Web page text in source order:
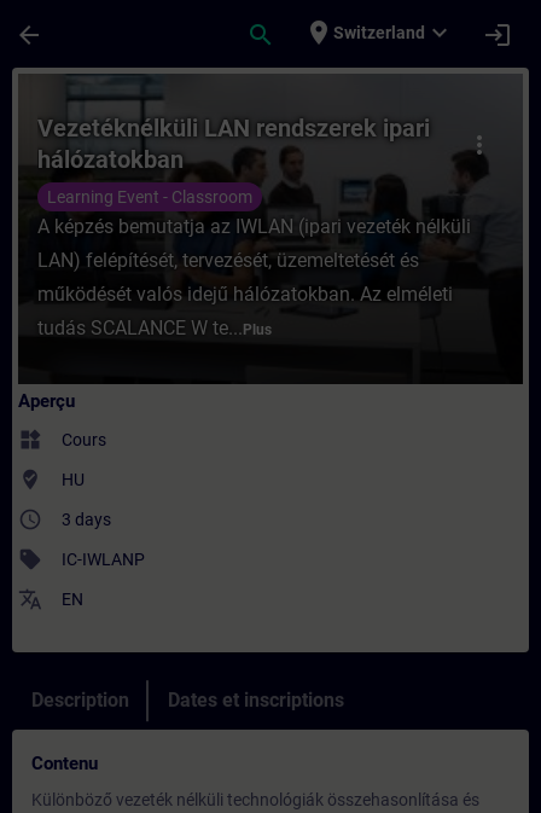
arrow_back search place Switzerland expand_more login
Cours - Vezetéknélküli LAN rendszerek
more_vert
Vezetéknélküli LAN rendszerek ipari
hálózatokban
Learning Event - Classroom
A képzés bemutatja az IWLAN (ipari vezeték nélküli
LAN) felépítését, tervezését, üzemeltetését és
működését valós idejű hálózatokban. Az elméleti
tudás SCALANCE W te... Plus
Aperçu
widgets Cours
where_to_vote HU
access_time 3 days
sell IC-IWLANP
translate EN
Description Dates et inscriptions
Contenu
Különböző vezeték nélküli technológiák összehasonlítása és